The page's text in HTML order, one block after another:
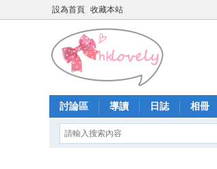
設為首頁 收藏本站
討論區 導讀 日誌 相冊